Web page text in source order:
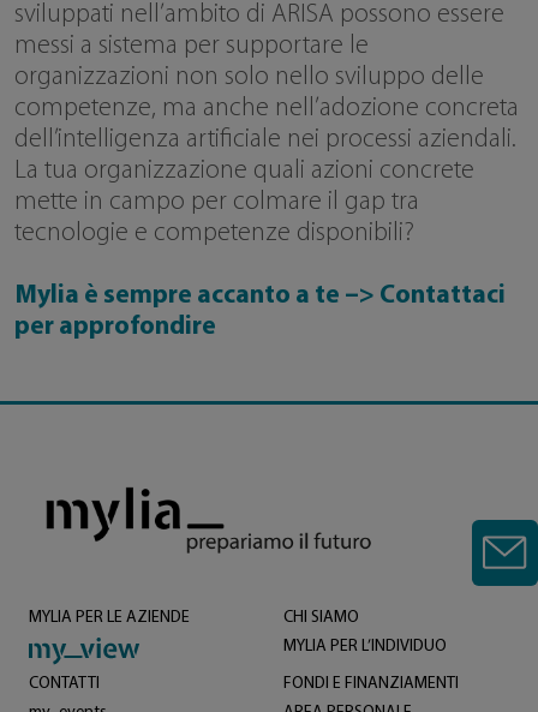
sviluppati nell’ambito di ARISA possono essere
messi a sistema per supportare le
organizzazioni non solo nello sviluppo delle
competenze, ma anche nell’adozione concreta
dell’intelligenza artificiale nei processi aziendali.
La tua organizzazione quali azioni concrete
mette in campo per colmare il gap tra
tecnologie e competenze disponibili?
Mylia è sempre accanto a te –> Contattaci
per approfondire
MYLIA PER LE AZIENDE
CHI SIAMO
MYLIA PER L’INDIVIDUO
CONTATTI
FONDI E FINANZIAMENTI